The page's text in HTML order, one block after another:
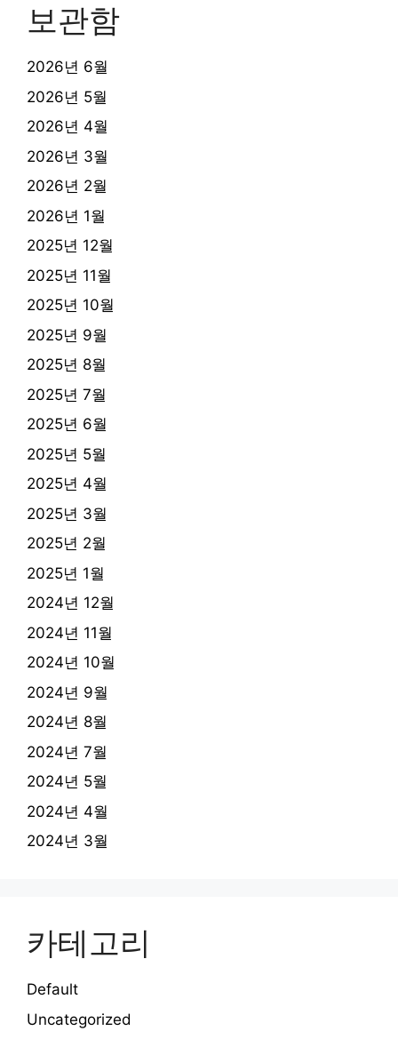
보관함
2026년 6월
2026년 5월
2026년 4월
2026년 3월
2026년 2월
2026년 1월
2025년 12월
2025년 11월
2025년 10월
2025년 9월
2025년 8월
2025년 7월
2025년 6월
2025년 5월
2025년 4월
2025년 3월
2025년 2월
2025년 1월
2024년 12월
2024년 11월
2024년 10월
2024년 9월
2024년 8월
2024년 7월
2024년 5월
2024년 4월
2024년 3월
카테고리
Default
Uncategorized